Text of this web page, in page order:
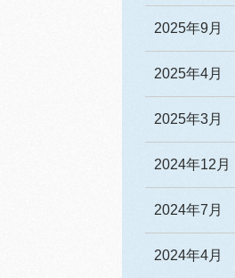
2025年9月
2025年4月
2025年3月
2024年12月
2024年7月
2024年4月